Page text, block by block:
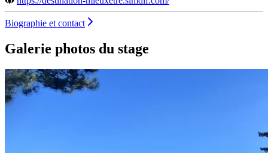
Biographie et contact
Galerie photos du stage